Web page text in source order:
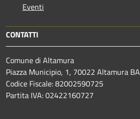
Eventi
CONTATTI
Comune di Altamura
Piazza Municipio, 1, 70022 Altamura BA
Codice Fiscale: 82002590725
Partita IVA: 02422160727